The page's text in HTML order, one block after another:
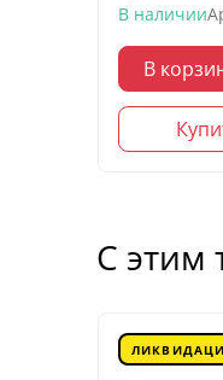
В наличии
В
С этим